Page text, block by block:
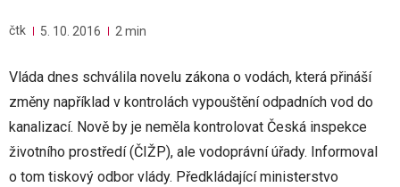
čtk 5. 10. 2016 2 min
Vláda dnes schválila novelu zákona o vodách, která přináší
změny například v kontrolách vypouštění odpadních vod do
kanalizací. Nově by je neměla kontrolovat Česká inspekce
životního prostředí (ČIŽP), ale vodoprávní úřady. Informoval
o tom tiskový odbor vlády. Předkládající ministerstvo